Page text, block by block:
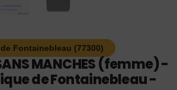
Fontainebleau (77300)
MANCHES (femme) -
de Fontainebleau -